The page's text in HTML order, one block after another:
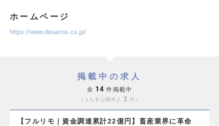
ホームページ
https://www.desamis.co.jp/
掲載中の求人
全 14 件掲載中
うち非公開求人 2 件
【フルリモ｜資金調達累計22億円】畜産業界に革命